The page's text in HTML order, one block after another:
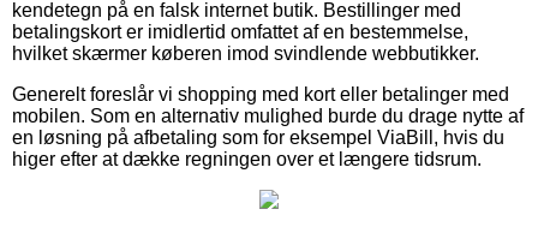
kendetegn på en falsk internet butik. Bestillinger med
betalingskort er imidlertid omfattet af en bestemmelse,
hvilket skærmer køberen imod svindlende webbutikker.
Generelt foreslår vi shopping med kort eller betalinger med
mobilen. Som en alternativ mulighed burde du drage nytte af
en løsning på afbetaling som for eksempel ViaBill, hvis du
higer efter at dække regningen over et længere tidsrum.